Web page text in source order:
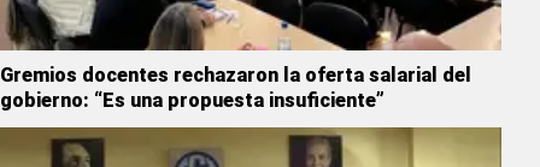
Gremios docentes rechazaron la oferta salarial del
gobierno: “Es una propuesta insuficiente”